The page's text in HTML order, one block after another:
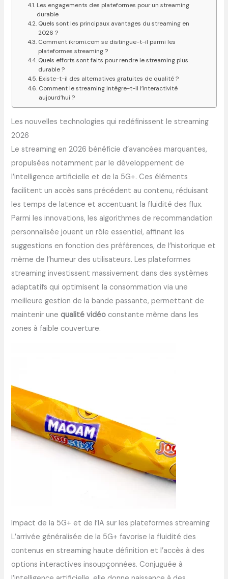
Les engagements des plateformes pour un streaming
durable
Quels sont les principaux avantages du streaming en
2026 ?
Comment ikromi.com se distingue-t-il parmi les
plateformes streaming ?
Quels efforts sont faits pour rendre le streaming plus
durable ?
Existe-t-il des alternatives gratuites de qualité ?
Comment le streaming intègre-t-il l’interactivité
aujourd’hui ?
Les nouvelles technologies qui redéfinissent le streaming
2026
Le streaming en 2026 bénéficie d’avancées marquantes,
propulsées notamment par le développement de
l’intelligence artificielle et de la 5G+. Ces éléments
facilitent un accès sans précédent au contenu, réduisant
les temps de latence et accentuant la fluidité des flux.
Parmi les innovations, les algorithmes de recommandation
personnalisée jouent un rôle essentiel, affinant les
suggestions en fonction des préférences, de l’historique et
même de l’humeur des utilisateurs. Les plateformes
streaming investissent massivement dans des systèmes
adaptatifs qui optimisent la consommation via une
meilleure gestion de la bande passante, permettant de
maintenir unequalité vidéo constante même dans les
zones à faible couverture.
Impact de la 5G+ et de l’IA sur les plateformes streaming
L’arrivée généralisée de la 5G+ favorise la fluidité des
contenus en streaming haute définition et l’accès à des
options interactives insoupçonnées. Conjuguée à